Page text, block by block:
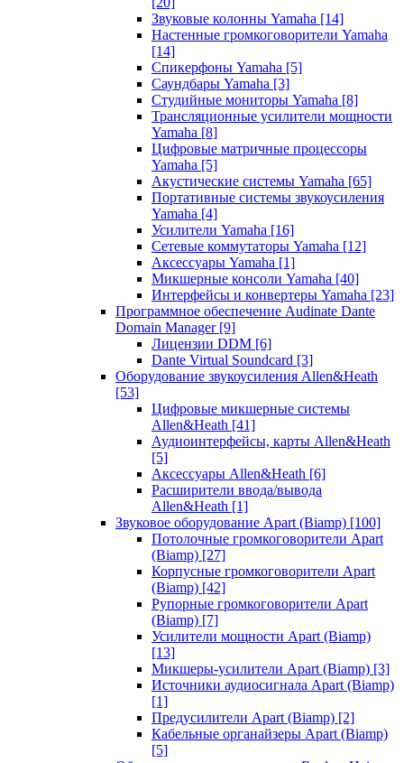
Звуковые колонны Yamaha [14]
Настенные громкоговорители Yamaha
[14]
Спикерфоны Yamaha [5]
Саундбары Yamaha [3]
Студийные мониторы Yamaha [8]
Трансляционные усилители мощности
Yamaha [8]
Цифровые матричные процессоры
Yamaha [5]
Акустические системы Yamaha [65]
Портативные системы звукоусиления
Yamaha [4]
Усилители Yamaha [16]
Сетевые коммутаторы Yamaha [12]
Аксессуары Yamaha [1]
Микшерные консоли Yamaha [40]
Интерфейсы и конвертеры Yamaha [23]
Программное обеспечение Audinate Dante
Domain Manager [9]
Лицензии DDM [6]
Dante Virtual Soundcard [3]
Оборудование звукоусиления Allen&Heath
[53]
Цифровые микшерные системы
Allen&Heath [41]
Аудиоинтерфейсы, карты Allen&Heath
[5]
Аксессуары Allen&Heath [6]
Расширители ввода/вывода
Allen&Heath [1]
Звуковое оборудование Apart (Biamp) [100]
Потолочные громкоговорители Apart
(Biamp) [27]
Корпусные громкоговорители Apart
(Biamp) [42]
Рупорные громкоговорители Apart
(Biamp) [7]
Усилители мощности Apart (Biamp)
[13]
Микшеры-усилители Apart (Biamp) [3]
Источники аудиосигнала Apart (Biamp)
[1]
Предусилители Apart (Biamp) [2]
Кабельные органайзеры Apart (Biamp)
[5]